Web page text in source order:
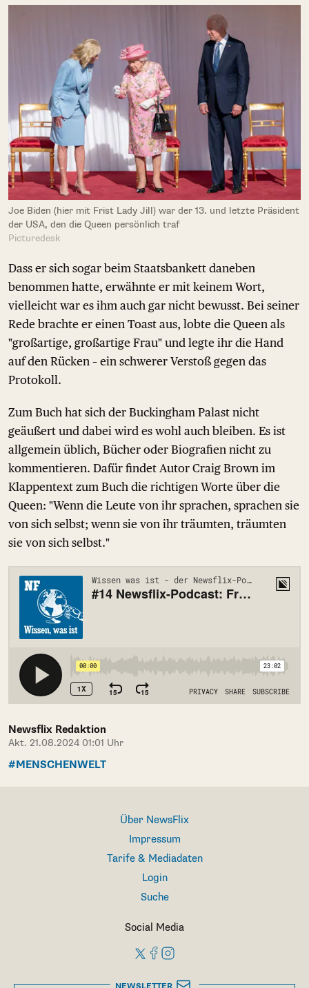
Joe Biden (hier mit Frist Lady Jill) war der 13. und letzte Präsident
der USA, den die Queen persönlich traf
Picturedesk
Dass er sich sogar beim Staatsbankett daneben
benommen hatte, erwähnte er mit keinem Wort,
vielleicht war es ihm auch gar nicht bewusst. Bei seiner
Rede brachte er einen Toast aus, lobte die Queen als
"großartige, großartige Frau" und legte ihr die Hand
auf den Rücken – ein schwerer Verstoß gegen das
Protokoll.
Zum Buch hat sich der Buckingham Palast nicht
geäußert und dabei wird es wohl auch bleiben. Es ist
allgemein üblich, Bücher oder Biografien nicht zu
kommentieren. Dafür findet Autor Craig Brown im
Klappentext zum Buch die richtigen Worte über die
Queen: "Wenn die Leute von ihr sprachen, sprachen sie
von sich selbst; wenn sie von ihr träumten, träumten
sie von sich selbst."
Newsflix Redaktion
Akt. 21.08.2024 01:01 Uhr
#MENSCHENWELT
Über NewsFlix
Impressum
Tarife & Mediadaten
Login
Suche
Social Media